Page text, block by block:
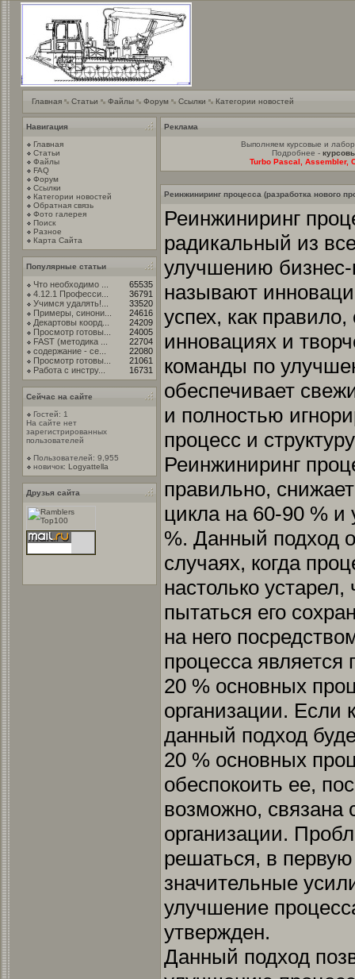
Главная Статьи Файлы Форум Ссылки Категории новостей
Навигация
Главная
Статьи
Файлы
FAQ
Форум
Ссылки
Категории новостей
Обратная связь
Фото галерея
Поиск
Разное
Карта Сайта
Популярные статьи
Что необходимо ...
65535
4.12.1 Професси...
36791
Учимся удалять!...
33520
Примеры, синони...
24616
Декартовы коорд...
24209
Просмотр готовы...
24005
FAST (методика ...
22704
содержание - се...
22080
Просмотр готовы...
21061
Работа с инстру...
16731
Сейчас на сайте
Гостей: 1
На сайте нет
зарегистрированных
пользователей
Пользователей: 9,955
новичок: Logyattella
Друзья сайта
Реклама
Выполняем курсовые и
Подробнее -
Turbo Pascal, Assembler,
Реинжиниринг процесса (разработка нового
Реинжиниринг
радикальный из
улучшению бизнес-
называют
успех, как
инновациях и
команды по
обеспечивает
и полностью
процесс и
Реинжиниринг
правильно,
цикла на 60-90 %
%. Данный подход
случаях, когда
настолько
пытаться его
на него
процесса
20 % основных
организации. Если
данный подход
20 % основных
обеспокоить ее,
возможно, связана
организации.
решаться, в
значительные
улучшение
утвержден.
Данный подход